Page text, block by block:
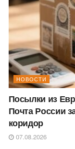
НОВОСТИ
Посылки из
Почта России
коридор
07.08.2026